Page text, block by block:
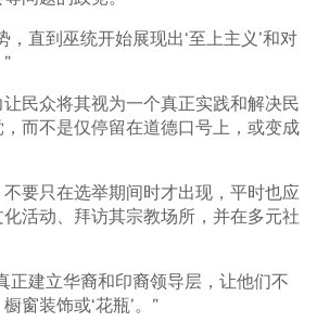
，直到巫统开始展现出‘至上主义’和对
民众将其视为一个真正实践和解决民
而不是仅停留在道德口号上，或变成
要只在选举期间时才出现，平时也应
活动、拜访其宗教场所，并在多元社
正建立华裔和印裔领导层，让他们不
窗装饰或‘花瓶’。”